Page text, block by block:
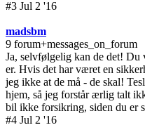
#3 Jul 2 '16
madsbm
9 forum+messages_on_forum
Ja, selvfølgelig kan de det! Du
er. Hvis det har været en
jeg ikke at de må - de skal!
hjem, så jeg forstår ærlig talt
bil ikke forsikring, siden du er
#4 Jul 2 '16